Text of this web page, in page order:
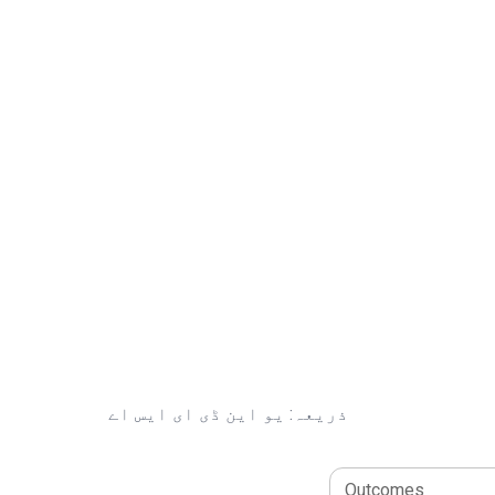
ذریعہ: یو این ڈی ای ایس اے
Outcomes